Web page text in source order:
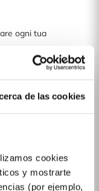
de las cookies
cookies
y mostrarte
(por ejemplo,
ogni tua
e tante altre.
iniziali preferite,
avanzato,
preferisci.